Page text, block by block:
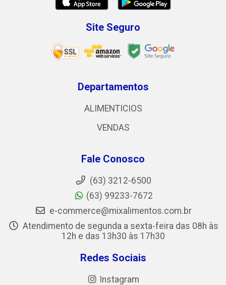
Site Seguro
Departamentos
ALIMENTICIOS
VENDAS
Fale Conosco
(63) 3212-6500
(63) 99233-7672
e-commerce@mixalimentos.com.br
Atendimento de segunda a sexta-feira das 08h às
12h e das 13h30 às 17h30
Redes Sociais
Instagram